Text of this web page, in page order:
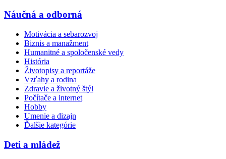
Náučná a odborná
Motivácia a sebarozvoj
Biznis a manažment
Humanitné a spoločenské vedy
História
Životopisy a reportáže
Vzťahy a rodina
Zdravie a životný štýl
Počítače a internet
Hobby
Umenie a dizajn
Ďalšie kategórie
Deti a mládež